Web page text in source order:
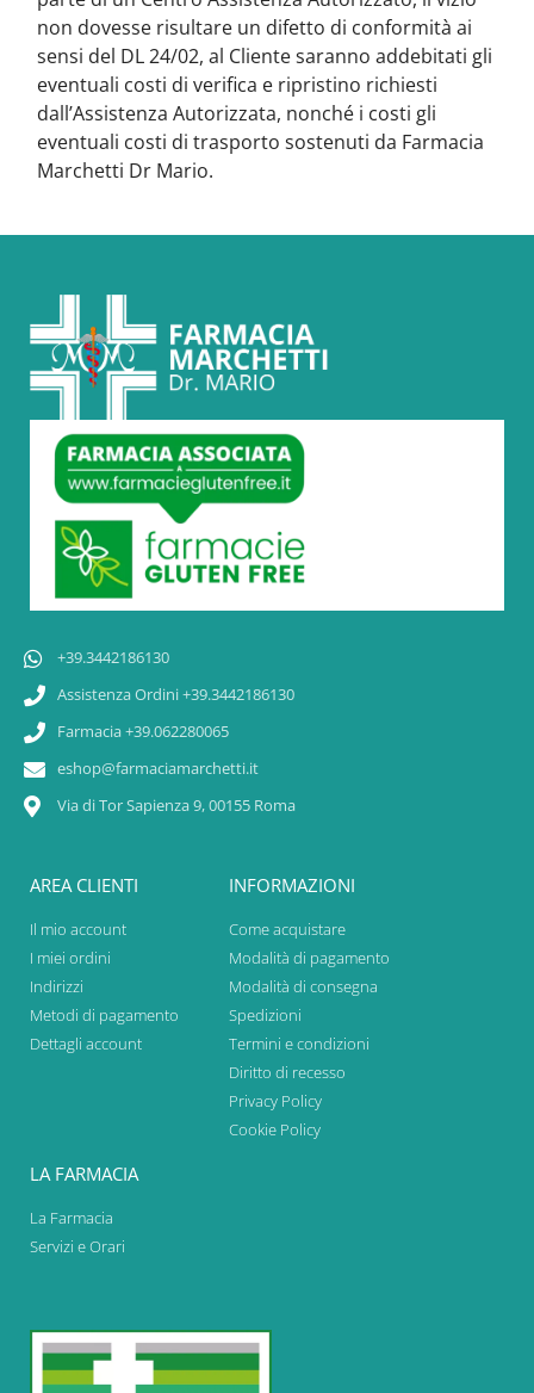
non dovesse risultare un difetto di conformità ai
sensi del DL 24/02, al Cliente saranno addebitati gli
eventuali costi di verifica e ripristino richiesti
dall’Assistenza Autorizzata, nonché i costi gli
eventuali costi di trasporto sostenuti da Farmacia
Marchetti Dr Mario.
+39.3442186130
Assistenza Ordini +39.3442186130
Farmacia +39.062280065
eshop@farmaciamarchetti.it
Via di Tor Sapienza 9, 00155 Roma
AREA CLIENTI
Il mio account
I miei ordini
Indirizzi
Metodi di pagamento
Dettagli account
INFORMAZIONI
Come acquistare
Modalità di pagamento
Modalità di consegna
Spedizioni
Termini e condizioni
Diritto di recesso
Privacy Policy
Cookie Policy
LA FARMACIA
La Farmacia
Servizi e Orari